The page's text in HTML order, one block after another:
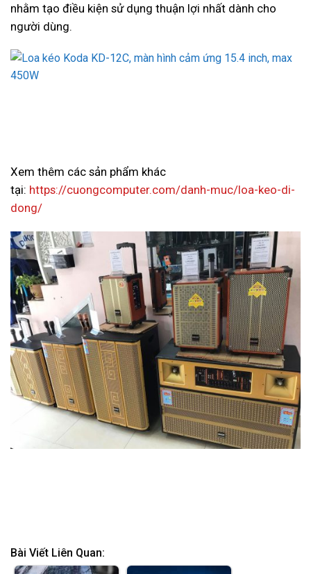
nhằm tạo điều kiện sử dụng thuận lợi nhất dành cho
người dùng.
Xem thêm các sản phẩm khác
tại: https://cuongcomputer.com/danh-muc/loa-keo-di-
dong/
Bài Viết Liên Quan: